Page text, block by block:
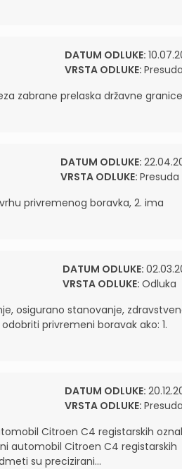
DATUM ODLUKE:
VRSTA ODLUKE: Presuda
zabrane prelaska državne
DATUM ODLUKE:
VRSTA ODLUKE: Presuda
privremenog boravka, 2. ima
DATUM ODLUKE:
VRSTA ODLUKE: Odluka
osigurano stanovanje,
privremeni boravak ako: 1.
DATUM ODLUKE:
VRSTA ODLUKE: Presuda
Citroen C4 registarskih
automobil Citroen C4 registarskih
su precizirani...